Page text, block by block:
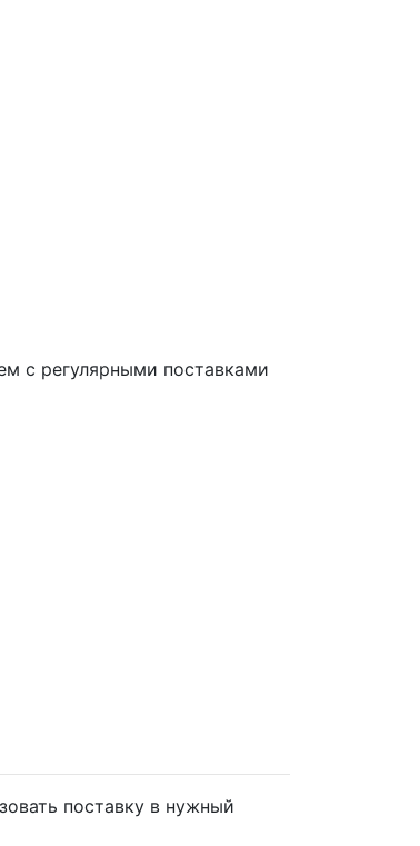
с регулярными поставками
поставку в нужный